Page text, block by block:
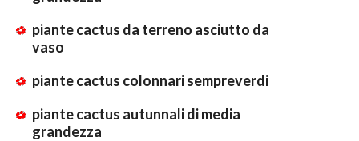
piante cactus da terreno asciutto da
vaso
piante cactus colonnari sempreverdi
piante cactus autunnali di media
grandezza